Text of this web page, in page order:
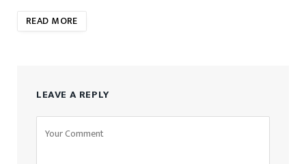
READ MORE
LEAVE A REPLY